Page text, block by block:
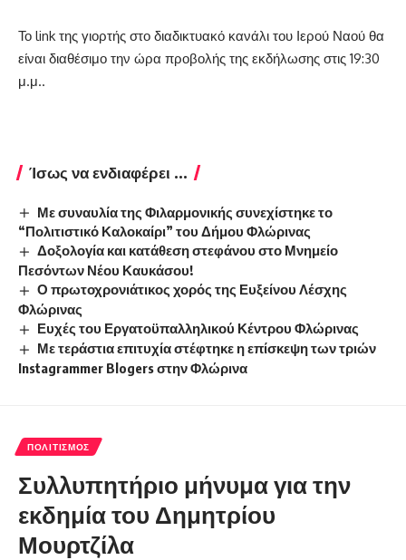
Το link της γιορτής στο διαδικτυακό κανάλι του Ιερού Ναού θα
είναι διαθέσιμο την ώρα προβολής της εκδήλωσης στις 19:30
μ.μ..
Ίσως να ενδιαφέρει ...
Με συναυλία της Φιλαρμονικής συνεχίστηκε το
“Πολιτιστικό Καλοκαίρι” του Δήμου Φλώρινας
Δοξολογία και κατάθεση στεφάνου στο Μνημείο
Πεσόντων Νέου Καυκάσου!
Ο πρωτοχρονιάτικος χορός της Ευξείνου Λέσχης
Φλώρινας
Ευχές του Εργατοϋπαλληλικού Κέντρου Φλώρινας
Με τεράστια επιτυχία στέφτηκε η επίσκεψη των τριών
Instagrammer Blogers στην Φλώρινα
ΠΟΛΙΤΙΣΜΌΣ
Συλλυπητήριο μήνυμα για την
εκδημία του Δημητρίου
Μουρτζίλα